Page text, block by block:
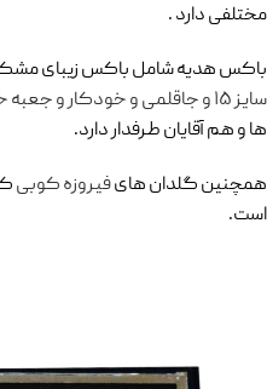
مختلفی دارد .
باکس هدیه شامل باکس زیبای
سایز ۱۵ و جاقلمی و خودکار و جعبه خاتم کاری
ها و هم آقایان طرفدار دارد.
همچنین گلدان هایفیروزه کوبی
است.